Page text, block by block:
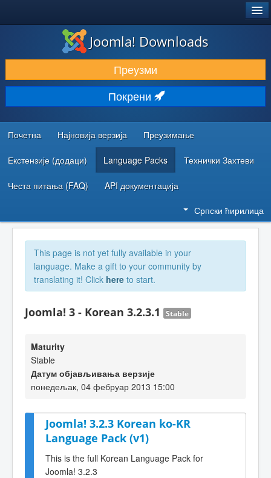
ПРЕУЗИМАЊЕ И ПРОШИРЕЊА (ЕКСТЕНЗИЈЕ)
ОТКРИЈТЕ И НАУЧИТЕ
ЗАЈЕДНИЦА И ПОДРШКА
РЕСУРСИ ЗА РАЗВОЈ
Joomla! Downloads
Преузми
Покрени
Почетна Најновија верзија Преузимање
Екстензије (додаци) Language Packs Технички Захтеви
Честа питања (FAQ) API документација
Српски ћирилица
This page is not yet fully available in your
language. Make a gift to your community by
translating it! Click here to start.
Joomla! 3 - Korean 3.2.3.1 Stable
Maturity
Stable
Датум објављивања верзије
понедељак, 04 фебруар 2013 15:00
Joomla! 3.2.3 Korean ko-KR
Language Pack (v1)
This is the full Korean Language Pack for
Joomla! 3.2.3